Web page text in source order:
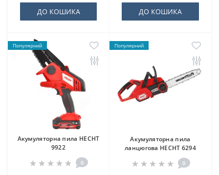
ДО КОШИКА ДО КОШИКА
Популярний
Акумуляторна пила HECHT
9922
0
Популярний
Акумуляторна пила
ланцюгова HECHT 6294
0